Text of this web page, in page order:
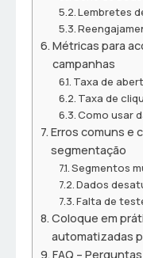
Lembretes
Métricas para
campanhas
Taxa de
Taxa de
Como usar
Erros comuns e
segmentação
Segmentos
Dados
Falta de
Coloque em
automatizadas
FAQ –